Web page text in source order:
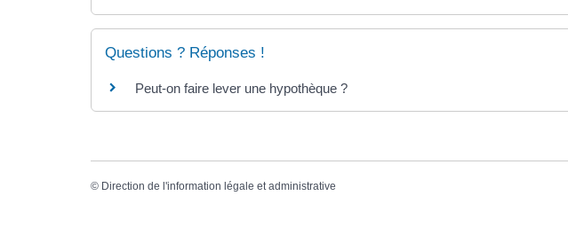
Questions ? Réponses !
Peut-on faire lever une hypothèque ?
© Direction de l'information légale et administrative